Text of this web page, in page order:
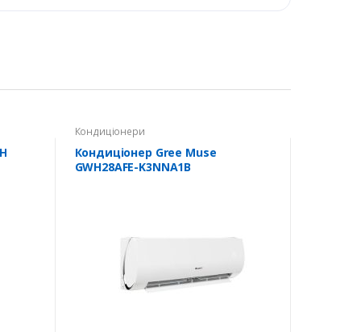
Кондиціонери
Кондиціонер Gree Muse
GWH28AFE-K3NNA1B